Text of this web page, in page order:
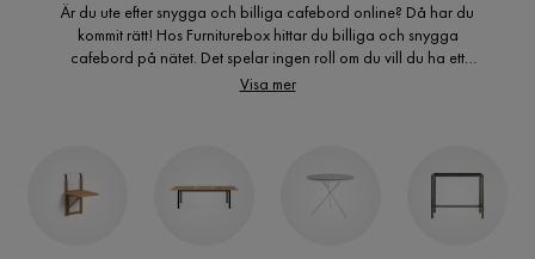
Är du ute efter snygga och billiga cafebord online? Då har du
kommit rätt! Hos Furniturebox hittar du billiga och snygga
cafebord på nätet. Det spelar ingen roll om du vill du ha ett
klassiskt eller modernt uttryck, här hittar du många varianter av
cafebord du söker. cafebord online i många olika varianter för en
trivsammare uteplats.
Visa mer